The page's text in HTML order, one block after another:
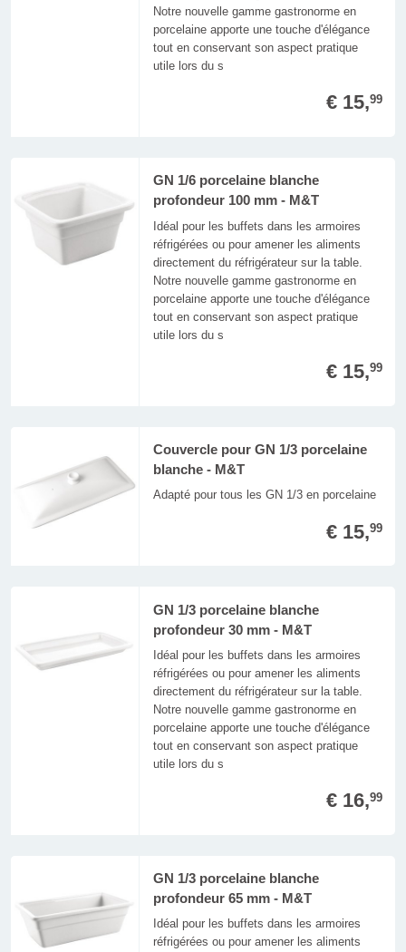
Notre nouvelle gamme gastronorme en
porcelaine apporte une touche d'élégance
tout en conservant son aspect pratique
utile lors du s
€ 15,99
GN 1/6 porcelaine blanche
profondeur 100 mm - M&T
Idéal pour les buffets dans les armoires
réfrigérées ou pour amener les aliments
directement du réfrigérateur sur la table.
Notre nouvelle gamme gastronorme en
porcelaine apporte une touche d'élégance
tout en conservant son aspect pratique
utile lors du s
€ 15,99
Couvercle pour GN 1/3 porcelaine
blanche - M&T
Adapté pour tous les GN 1/3 en porcelaine
€ 15,99
GN 1/3 porcelaine blanche
profondeur 30 mm - M&T
Idéal pour les buffets dans les armoires
réfrigérées ou pour amener les aliments
directement du réfrigérateur sur la table.
Notre nouvelle gamme gastronorme en
porcelaine apporte une touche d'élégance
tout en conservant son aspect pratique
utile lors du s
€ 16,99
GN 1/3 porcelaine blanche
profondeur 65 mm - M&T
Idéal pour les buffets dans les armoires
réfrigérées ou pour amener les aliments